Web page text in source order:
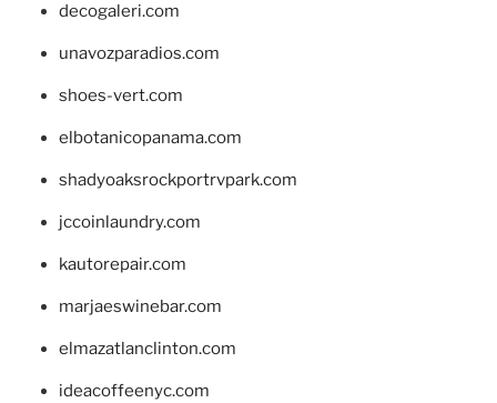
decogaleri.com
unavozparadios.com
shoes-vert.com
elbotanicopanama.com
shadyoaksrockportrvpark.com
jccoinlaundry.com
kautorepair.com
marjaeswinebar.com
elmazatlanclinton.com
ideacoffeenyc.com